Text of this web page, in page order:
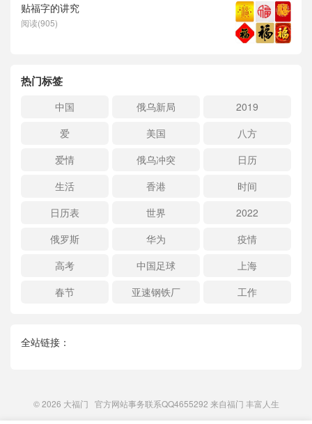
贴福字的讲究
阅读(905)
热门标签
中国 俄乌新局
2019
爱
美国
八方
爱情
俄乌冲突
日历
生活
香港
时间
日历表
世界
2022
俄罗斯
华为
疫情
高考
中国足球
上海
春节
亚速钢铁厂 工作
全站链接：
© 2026 大福门 官方网站事务联系QQ4655292 来自福门 丰富人生